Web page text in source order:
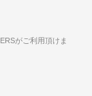
がご利用頂けま